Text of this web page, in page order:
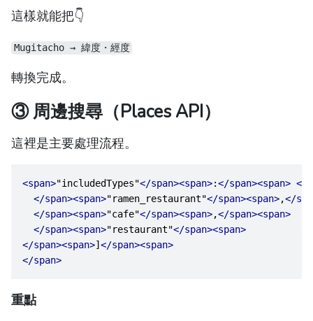
這樣就能把👇
Mugitacho → 緯度・經度
轉換完成。
③ 周邊搜尋（Places API）
這裡是主要處理流程。
<span>"includedTypes"</span><span>:</span><span> </
</span><span>"ramen_restaurant"</span><span>,</
</span><span>"cafe"</span><span>,</span><span>
</span><span>"restaurant"</span><span>
</span><span>] </span><span>
</span>
重點